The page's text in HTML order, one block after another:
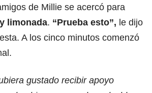
de Millie se acercó para
limonada. “Prueba esto”, le dijo
A los cinco minutos comenzó
gustado recibir apoyo